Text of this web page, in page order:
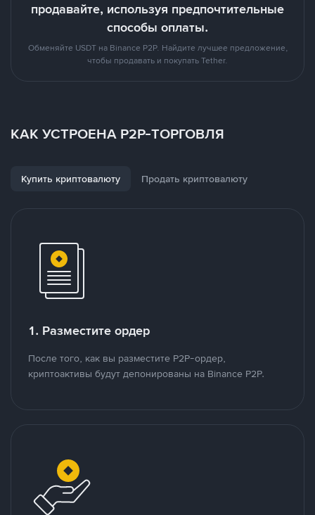
продавайте, используя предпочтительные
способы оплаты.
Обменяйте USDT на Binance P2P. Найдите лучшее предложение,
чтобы продавать и покупать Tether.
КАК УСТРОЕНА P2P-ТОРГОВЛЯ
Купить криптовалюту Продать криптовалюту
1. Разместите ордер
После того, как вы разместите P2P-ордер,
криптоактивы будут депонированы на Binance P2P.